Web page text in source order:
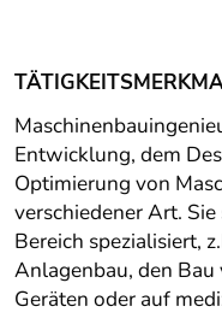
Entwicklung, dem
Optimierung von
verschiedener Art.
Bereich spezialisiert,
Anlagenbau, den
Geräten oder auf